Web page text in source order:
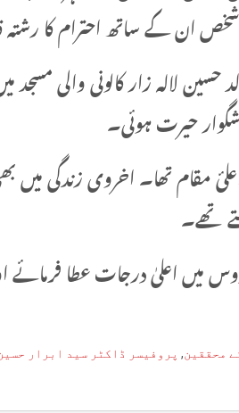
ان کے ساتھ احترام کا رشتہ
لالہ زار کالونی والی مسجد
حیرت ہوئی۔
مقام تھا۔ اخروی زندگی
تھے۔
میں اعلیٰ درجات عطا
محققین, پروفیسر ڈاکٹر سید ابرار